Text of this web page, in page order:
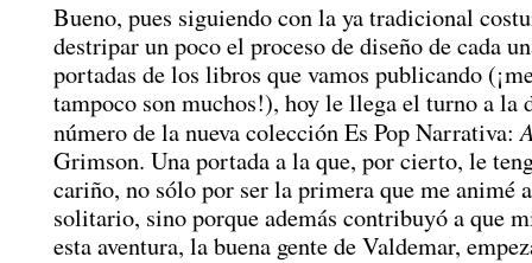
Bueno, pues siguiendo con la ya tradicional
destripar un poco el proceso de diseño de cada
portadas de los libros que vamos publicando
tampoco son muchos!), hoy le llega el turno a la
número de la nueva colección Es Pop Narrativa:
Grimson. Una portada a la que, por cierto, le
cariño, no sólo por ser la primera que me animé
solitario, sino porque además contribuyó a que
esta aventura, la buena gente de Valdemar,